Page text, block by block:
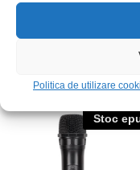
Politica de utilizare
559,00lei/Buc
Stoc